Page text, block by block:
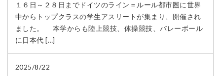
１６日～２８日までドイツのライン＝ルール都市圏に世界
中からトップクラスの学生アスリートが集まり、開催され
ました。 本学からも陸上競技、体操競技、バレーボール
に日本代 […]
2025/8/22